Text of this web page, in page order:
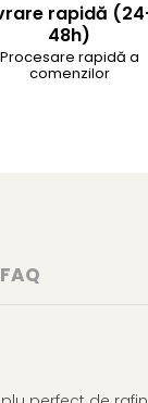
rapidă
48h)
Procesare rapidă a
comenzilor
FAQ